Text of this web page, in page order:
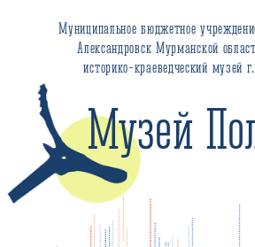
Муниципальное бюджетное учреждение культуры ЗАТО
Александровск Мурманской области «Городской
историко-краеведческий музей г. Полярного»